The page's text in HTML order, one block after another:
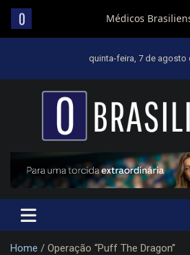
quinta-feira, 7 de agosto
Um diário de notícias que
Home Operação “Puff The Dragon”